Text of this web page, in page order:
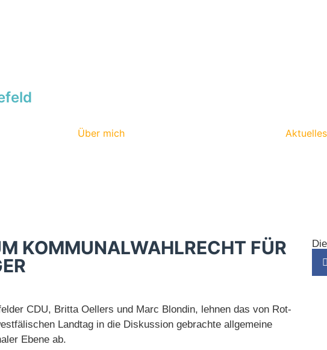
Über mich Aktuelles
KOMMUNALWAHLRECHT FÜR
CDU, Britta Oellers und Marc Blondin, lehnen das von Rot-
Landtag in die Diskussion gebrachte allgemeine
Ebene ab.